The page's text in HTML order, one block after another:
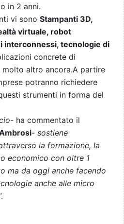
in 2 anni.
vi sono Stampanti 3D,
virtuale, robot
interconnessi, tecnologie di
concrete di
altro ancora.A partire
potranno richiedere
strumenti in forma del
- ha commentato il
- sostiene
la formazione, la
economico con oltre 1
ma da oggi anche facendo
anche alle micro